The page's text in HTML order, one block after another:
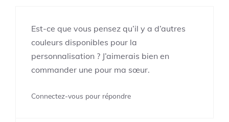
Est-ce que vous pensez qu’il y a d’autres
couleurs disponibles pour la
personnalisation ? J’aimerais bien en
commander une pour ma sœur.
Connectez-vous pour répondre